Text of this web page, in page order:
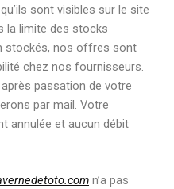
sont visibles sur le site
la limite des stocks
stockés, nos offres sont
chez nos fournisseurs.
passation de votre
par mail. Votre
annulée et aucun débit
n’a pas